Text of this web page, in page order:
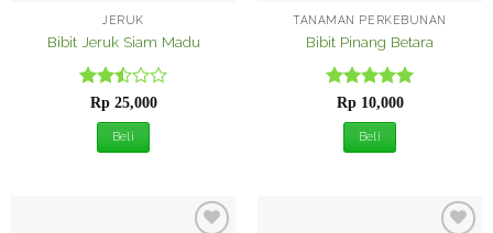
JERUK
Bibit Jeruk Siam Madu
Dinilai
2.52
dari 5
Rp25,000
Beli
TANAMAN PERKEBUNAN
Bibit Pinang Betara
Dinilai5
dari 5
Rp10,000
Beli